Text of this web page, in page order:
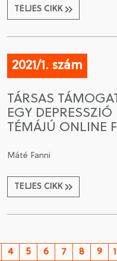
TELJES CIKK
2021/1. szám
TÁRSAS
EGY
TÉMÁJÚ ONLINE
Máté Fanni
TELJES CIKK
4 5 6 7 8 9